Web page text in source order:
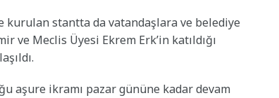
kurulan stantta da vatandaşlara ve belediye
ve Meclis Üyesi Ekrem Erk’in katıldığı
aşure ikramı pazar gününe kadar devam